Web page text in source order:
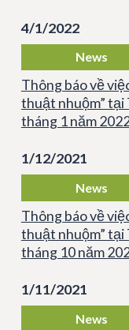
4/1/2022
News
Thông báo về
thuật nhuộm” tại
tháng 1 năm
1/12/2021
News
Thông báo về
thuật nhuộm” tại
tháng 10 năm
1/11/2021
News